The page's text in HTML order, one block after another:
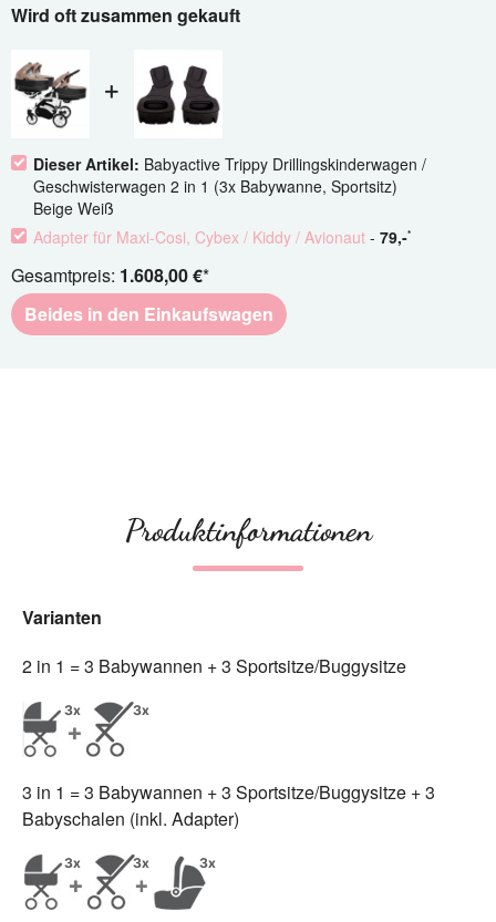
Wird oft zusammen gekauft
Dieser Artikel: Babyactive Trippy Drillingskinderwagen /
Geschwisterwagen 2 in 1 (3x Babywanne, Sportsitz)
Beige Weiß​
Adapter für Maxi-Cosi, Cybex / Kiddy / Avionaut - 79,-*
Gesamtpreis: 1.608,00 €*
Beides in den Einkaufswagen
Produktinformationen
Varianten
2 in 1 = 3 Babywannen + 3 Sportsitze/Buggysitze
3 in 1 = 3 Babywannen + 3 Sportsitze/Buggysitze + 3
Babyschalen (inkl. Adapter)